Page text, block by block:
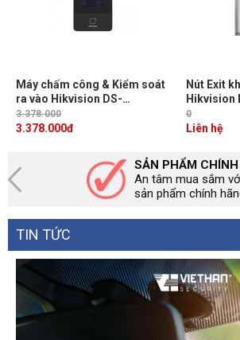
Máy chấm công & Kiểm soát
ra vào Hikvision DS-
K1T342MFWX Màn hình LCD
4.3 inch, 2MP, 1.500 mặt,
3.378.000
3.378.000đ
Nút Exit
Hikvision
báo
0
Liên hệ
SẢN PHẨM
An tâm mua sắm
sản phẩm chính
TIN TỨC